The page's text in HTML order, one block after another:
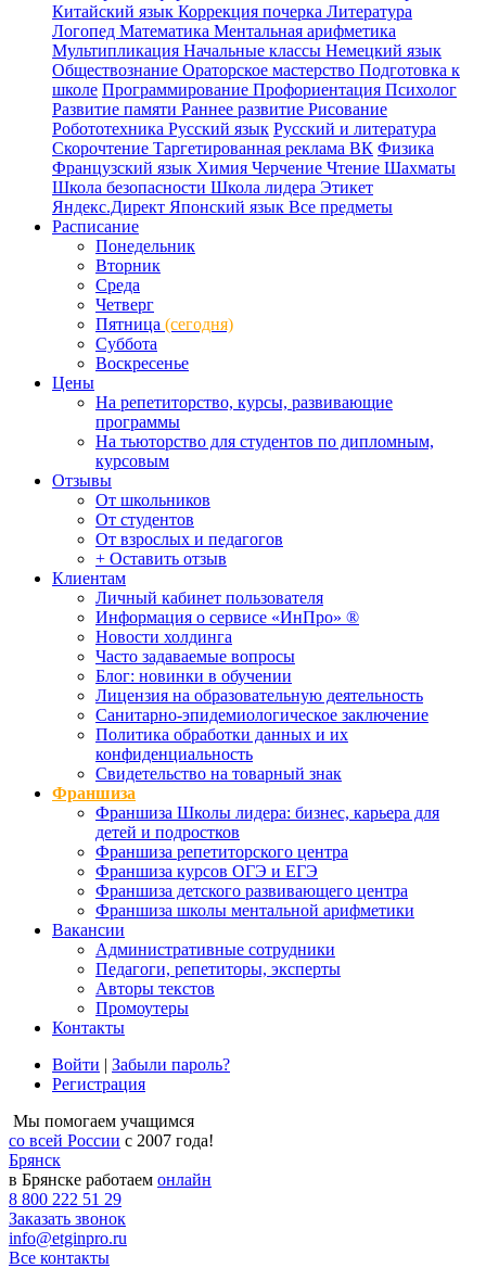
Китайский язык Коррекция почерка Литература
Логопед Математика Ментальная арифметика
Мультипликация Начальные классы Немецкий язык
Обществознание Ораторское мастерство Подготовка к
школе Программирование Профориентация Психолог
Развитие памяти Раннее развитие Рисование
Робототехника Русский язык Русский и литература
Скорочтение Таргетированная реклама ВК Физика
Французский язык Химия Черчение Чтение Шахматы
Школа безопасности Школа лидера Этикет
Яндекс.Директ Японский язык Все предметы
Расписание
Понедельник
Вторник
Среда
Четверг
Пятница (сегодня)
Суббота
Воскресенье
Цены
На репетиторство, курсы, развивающие
программы
На тьюторство для студентов по дипломным,
курсовым
Отзывы
От школьников
От студентов
От взрослых и педагогов
+ Оставить отзыв
Клиентам
Личный кабинет пользователя
Информация о сервисе «ИнПро» ®
Новости холдинга
Часто задаваемые вопросы
Блог: новинки в обучении
Лицензия на образовательную деятельность
Санитарно-эпидемиологическое заключение
Политика обработки данных и их
конфиденциальность
Свидетельство на товарный знак
Франшиза
Франшиза Школы лидера: бизнес, карьера для
детей и подростков
Франшиза репетиторского центра
Франшиза курсов ОГЭ и ЕГЭ
Франшиза детского развивающего центра
Франшиза школы ментальной арифметики
Вакансии
Административные сотрудники
Педагоги, репетиторы, эксперты
Авторы текстов
Промоутеры
Контакты
Войти | Забыли пароль?
Регистрация
Мы помогаем учащимся
со всей России с 2007 года!
Брянск
в Брянске работаем онлайн
8 800 222 51 29
Заказать звонок
info@etginpro.ru
Все контакты